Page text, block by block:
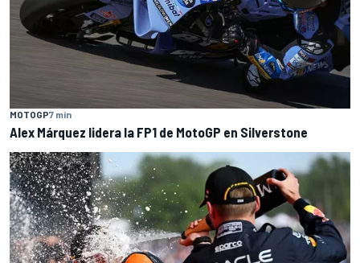
MOTOGP7 min
Alex Márquez lidera la FP1 de MotoGP en Silverstone